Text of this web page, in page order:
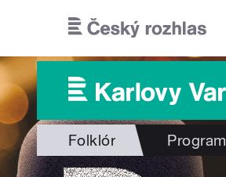
Folklór Program